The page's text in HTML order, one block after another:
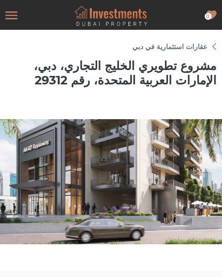
0
عقارات استثمارية في دبي
مشروع تطويري الخليج التجاري، دبي،
الإمارات العربية المتحدة، رقم 29312